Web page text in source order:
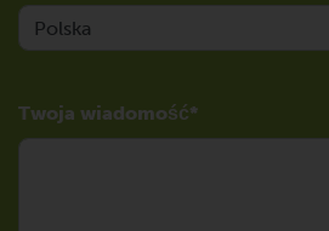
Twoja wiadomość